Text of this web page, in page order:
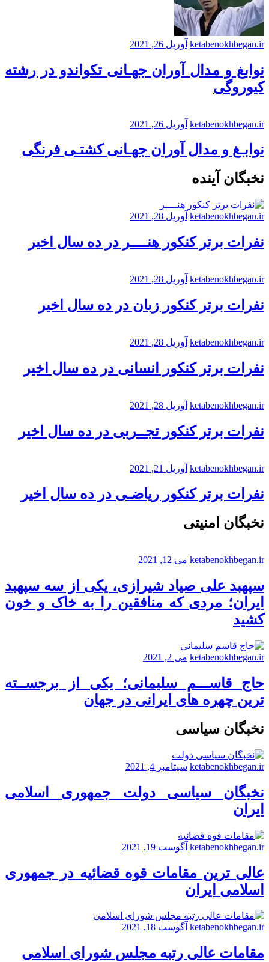
ketabenokhbegan.ir آوریل 26, 2021
نوابغ و مدال آوران جهـانی تکواندو در رشته
کیوروگی
ketabenokhbegan.ir آوریل 26, 2021
نوابـغ و مدال آوران جهـانی کشتـی فرنگی
نخبگان آینده
ketabenokhbegan.ir آوریل 28, 2021
نفرات برتر کنکور هنــــر در ده سال اخیر
ketabenokhbegan.ir آوریل 28, 2021
نفرات برتر کنکور زبان در ده سال اخیر
ketabenokhbegan.ir آوریل 28, 2021
نفرات برتر کنکور انسانی در ده سال اخیر
ketabenokhbegan.ir آوریل 28, 2021
نفرات برتر کنکور تجــربی در ده سال اخیر
ketabenokhbegan.ir آوریل 21, 2021
نفرات برتر کنکور ریاضـی در ده سال اخیر
نخبگان امنیتی
ketabenokhbegan.ir می 12, 2021
سپهبد علی صیاد شیرازی، یکی از سه سپهبد
ایران؛ مردی که منافقین را به خاک و خون
کشید
ketabenokhbegan.ir می 2, 2021
حاج قاســـم سلیمانی؛ یکی از برجســته
ترین چهره های ایرانی در جهان
نخبگان سیاسی
ketabenokhbegan.ir سپتامبر 4, 2021
نخبگان سیاسی دولت جمهوری اسلامی
ایران
ketabenokhbegan.ir آگوست 19, 2021
عالی ترین مقامات قوه قضائیه در جمهوری
اسلامی ایران
ketabenokhbegan.ir آگوست 18, 2021
مقامات عالی رتبه مجلس شورای اسلامی